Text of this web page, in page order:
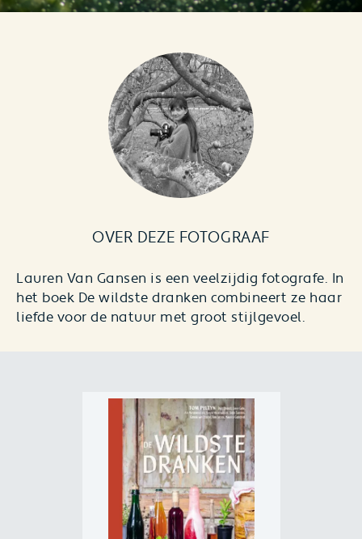
OVER DEZE FOTOGRAAF
Lauren Van Gansen is een veelzijdig fotografe. In
het boek De wildste dranken combineert ze haar
liefde voor de natuur met groot stijlgevoel.